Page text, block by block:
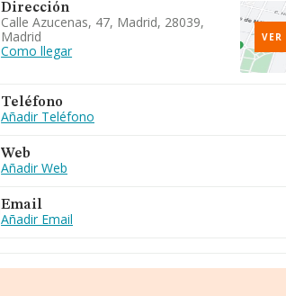
Dirección
Calle Azucenas, 47, Madrid, 28039,
Madrid
Como llegar
VER
Teléfono
Añadir Teléfono
Web
Añadir Web
Email
Añadir Email